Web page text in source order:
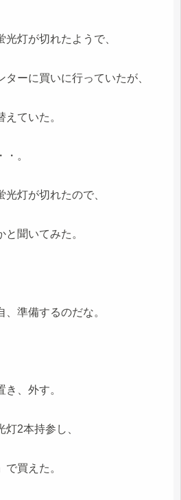
灯が切れたようで、
ーに買いに行っていたが、
ていた。
。
灯が切れたので、
聞いてみた。
準備するのだな。
、外す。
2本持参し、
で買えた。